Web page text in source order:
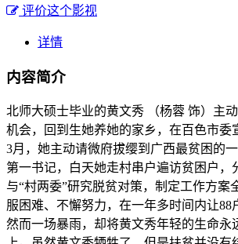
评价这个影视
详情
内容简介
北师大硕士毕业的黄文秀 （杨蓉 饰）主
机会，回到生她养她的家乡，在百色市委
3月，她主动请微府拔缨到广西最贫困的
第一书记，白天她走村串户遍访贫困户，
与“村两委”研究脱贫对策，制定工作方案
服困难、不懈努力，在一年多时间内让88
然而一场暴雨，却将黄文秀年轻的生命永